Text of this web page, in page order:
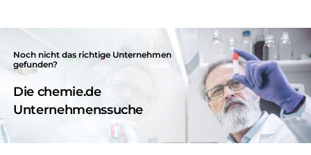
Noch nicht das richtige Unternehmen
gefunden?
Die chemie.de
Unternehmenssuche